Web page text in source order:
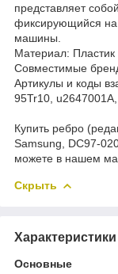
представляет
фиксирующийся на
машины.
Материал: Пластик
Совместимые
Артикулы и коды
95Tr10,
Купить ребро
Samsung, DC97-
можете в нашем
Скрыть
Характеристики
Основные